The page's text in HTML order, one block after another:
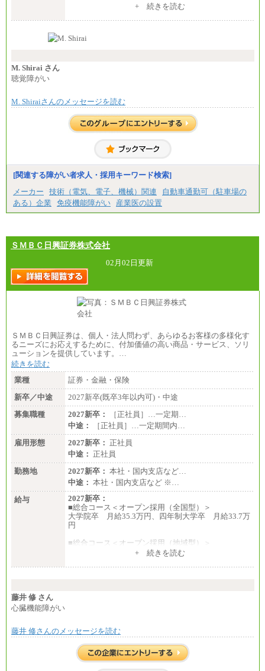
※入社後早期から、自律的な業務遂行が求めら
す。
い職責を担う方については、さらに高い金額を個別
※上記に加え、所定労働時間外に勤務をした場
※試用期間中も給与に変更はございません。
＜募集各社・全職種共通＞
月給21万円以上～
※試用期間中の給与に変更はありません。
ます。
+ 続きを読む
M. Shirai さん
聴覚障がい
M. Shiraiさんのメッセージを読む
[関連する障がい者求人・採用キーワード検索]
メーカー
技術（電気、電子、機械）関連
自動車通勤可（駐車場の
ある）企業
免疫機能障がい 産業医の設置
ＳＭＢＣ日興証券株式会社
02月02日更新
ＳＭＢＣ日興証券は、個人・法人問わず、あらゆるお客様の多様化す
るニーズにお応えするために、付加価値の高い商品・サービス、ソリ
ューションを提供しています。…
続きを読む
業種
証券・金融・保険
新卒／中途
2027新卒(既卒3年以内可)・中途
募集職種
2027新卒：
［正社員］…一定期…
中途：
［正社員］…一定期間内…
雇用形態
2027新卒： 正社員
中途： 正社員
勤務地
2027新卒： 本社・国内支店など…
中途： 本社・国内支店など ※…
給与
2027新卒：
■総合コース＜オープン採用（全国型）＞
大学院卒 月給35.3万円、四年制大学卒 月給33.7万
円
■総合コース＜オープン採用（地域型）＞
大学院卒 月給33.3万円、四年制大学卒 月給31.7万
※上記全てのコースにおいて、退職金前払給：一律3.
※試用期間中も給与に変更はございません
+ 続きを読む
藤井 修 さん
心臓機能障がい
藤井 修さんのメッセージを読む